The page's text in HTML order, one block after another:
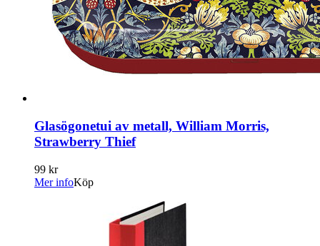
Glasögonetui av metall, William Morris,
Strawberry Thief
99 kr
Mer infoKöp